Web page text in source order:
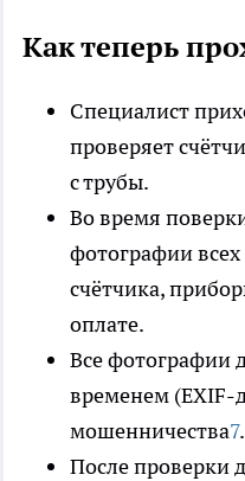
Как теперь
Специалист
проверяет
с трубы.
Во время
фотографии
счётчика,
оплате.
Все фотографии
временем (EXIF-
мошенничества7.
После проверки